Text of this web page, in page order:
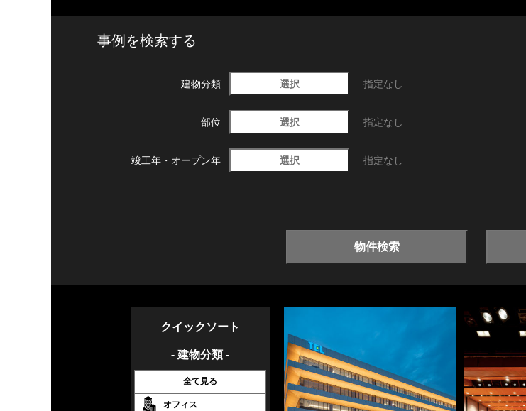
事例を検索する
建物分類 選択 指定なし
部位 選択 指定なし
竣工年・ オープン年 選択 指定なし
物件検索
クイックソート
- 建物分類 -
全て見る
オフィス